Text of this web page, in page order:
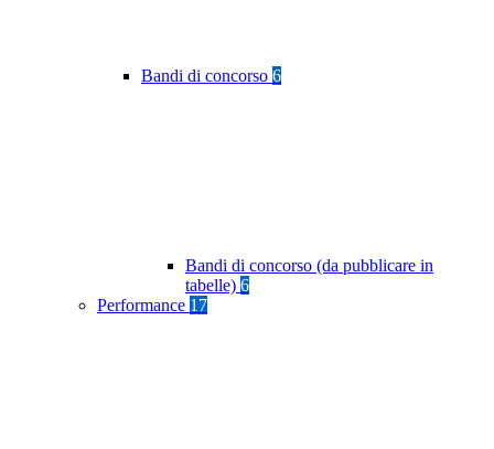
Bandi di concorso 6
Bandi di concorso (da pubblicare in
tabelle) 6
Performance 17